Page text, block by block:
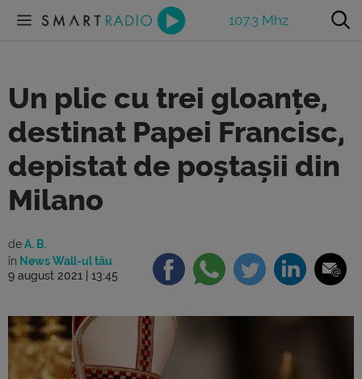
107.3 Mhz
Un plic cu trei gloanțe,
destinat Papei Francisc,
depistat de poștașii din
Milano
deA. B.
în News Wall-ul tău
9 august 2021 | 13:45